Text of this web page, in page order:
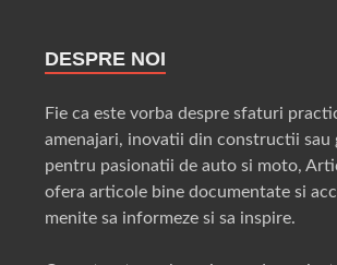
DESPRE NOI
Fie ca este vorba despre sfaturi
amenajari, inovatii din constructii sau
pentru pasionatii de auto si moto,
ofera articole bine documentate si
menite sa informeze si sa inspire.